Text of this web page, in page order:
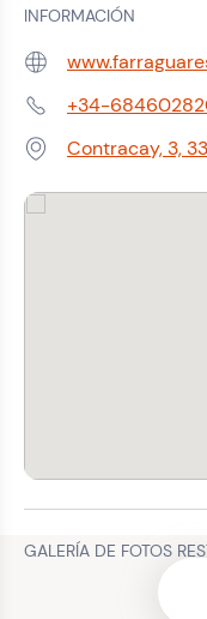
INFORMACIÓN
Web:
Teléfono:
+34-
Dirección:Contracay, 3,
GALERÍA DE FOTOS